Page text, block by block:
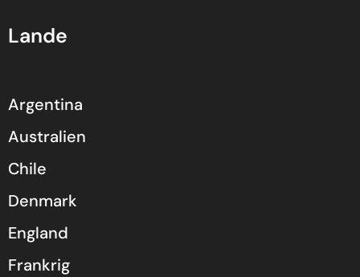
Lande
Argentina
Australien
Chile
Denmark
England
Frankrig